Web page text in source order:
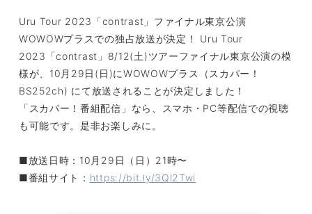
Uru Tour 2023「contrast」ファイナル東京公演
WOWOWプラスでの独占放送が決定！ Uru Tour
2023「contrast」8/12(土)ツアーファイナル東京公演の模
様が、10月29日(日)にWOWOWプラス（スカパー！
BS252ch) にて放送されることが決定しました！
「スカパー！番組配信」なら、スマホ・PC等配信での視聴
も可能です。是非お楽しみに。
■放送日時：10月29日（日）21時〜
■番組サイト： https://bit.ly/3Ql2Twi